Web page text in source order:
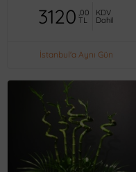
3120 ,00
TL
KDV
Dahil
İstanbul'a Aynı Gün